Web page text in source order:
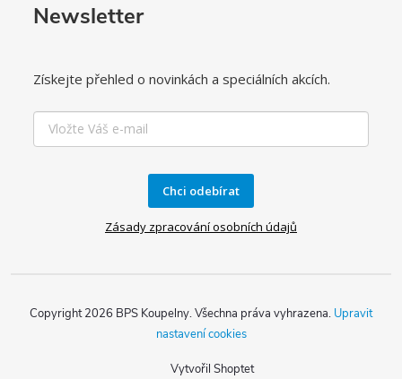
Newsletter
Získejte přehled o novinkách a speciálních akcích.
Chci odebírat
Zásady zpracování osobních údajů
Vytvořil Shoptet
Copyright 2026 BPS Koupelny. Všechna práva vyhrazena. Upravit
nastavení cookies